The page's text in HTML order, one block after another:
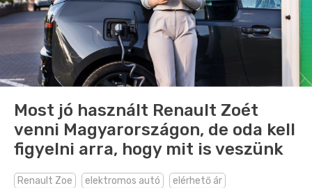
Most jó használt Renault Zoét
venni Magyarországon, de oda kell
figyelni arra, hogy mit is veszünk
Renault Zoe elektromos autó elérhető ár